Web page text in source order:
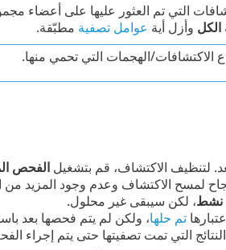
التي تم العثور عليها على أعضاء
الكل وأزل أية عوامل تصفية مطبّقة.
لتنظيف الاكتشاف، قم بتشغيل الفحص
لمسح الاكتشاف وعدم وجود المزيد من
نشط، لكن سيبقى غير محلول.
تم حلها، ولكن لم يتم فحصها بعد
التي تمت تصفيتها حتى يتم إجراء